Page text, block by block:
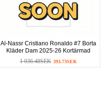
Al-Nassr Cristiano Ronaldo #7 Borta
Kläder Dam 2025-26 Kortärmad
1 036.48SEK 393.73SEK